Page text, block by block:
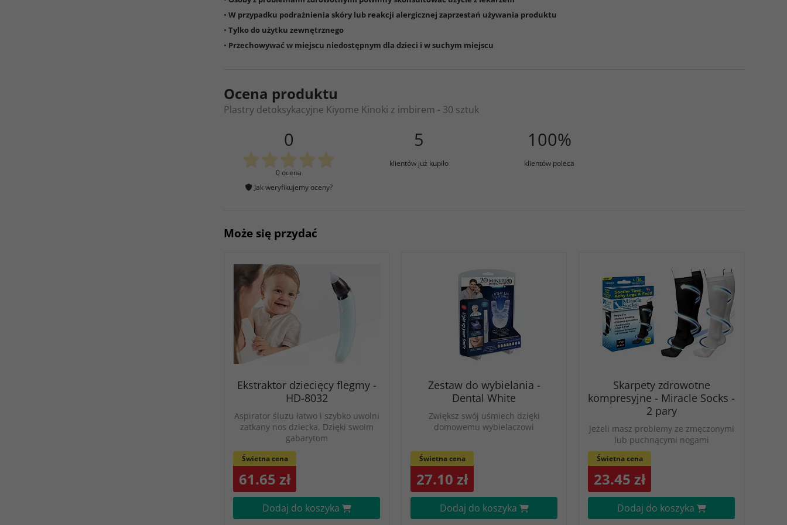
• W przypadku podrażnienia skóry lub reakcji alergicznej zaprzestań używania produktu
• Tylko do użytku zewnętrznego
• Przechowywać w miejscu niedostępnym dla dzieci i w suchym miejscu
Ocena produktu
Plastry detoksykacyjne Kiyome Kinoki z imbirem - 30 sztuk
0
0 ocena
Jak weryfikujemy oceny?
5
klientów już kupiło
100%
klientów poleca
Może się przydać
Ekstraktor dziecięcy flegmy -
HD-8032
Aspirator śluzu łatwo i szybko uwolni
zatkany nos dziecka. Dzięki swoim
gabarytom
Świetna cena
61.65 zł
Dodaj do koszyka
Zestaw do wybielania -
Dental White
Zwiększ swój uśmiech dzięki
domowemu wybielaczowi
Świetna cena
27.10 zł
Dodaj do koszyka
Skarpety zdrowotne
kompresyjne - Miracle Socks -
2 pary
Jeżeli masz problemy ze zmęczonymi
lub puchnącymi nogami
Świetna cena
23.45 zł
Dodaj do koszyka